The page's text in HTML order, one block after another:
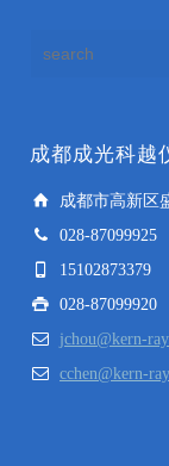
成都成光科越
成都市高新区
028-87099925
15102873379
028-87099920
jchou@kern-
cchen@kern-